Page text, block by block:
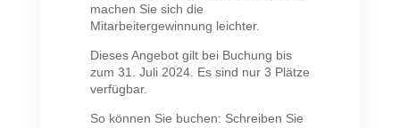
machen Sie sich die
Mitarbeitergewinnung leichter.
Dieses Angebot gilt bei Buchung bis
zum 31. Juli 2024. Es sind nur 3 Plätze
verfügbar.
So können Sie buchen: Schreiben Sie